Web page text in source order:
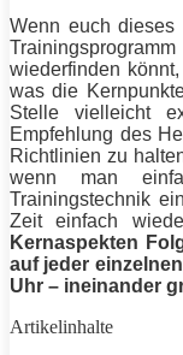
Wenn euch dieses
Trainingsprogramm
wiederfinden
was die
Stelle vielleicht
Empfehlung des
Richtlinien zu
wenn man
Trainingstechnik
Zeit einfach
Kernaspekten
auf jeder
Uhr – ineinander
Artikelinhalte